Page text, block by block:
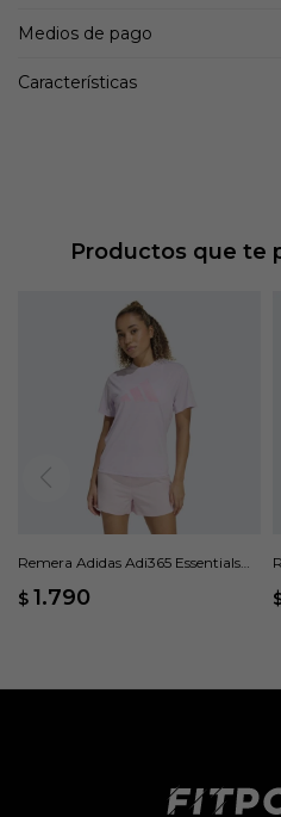
Medios de pago
Características
Productos que te
Remera Adidas Adi365 Essentials
$ 1.790